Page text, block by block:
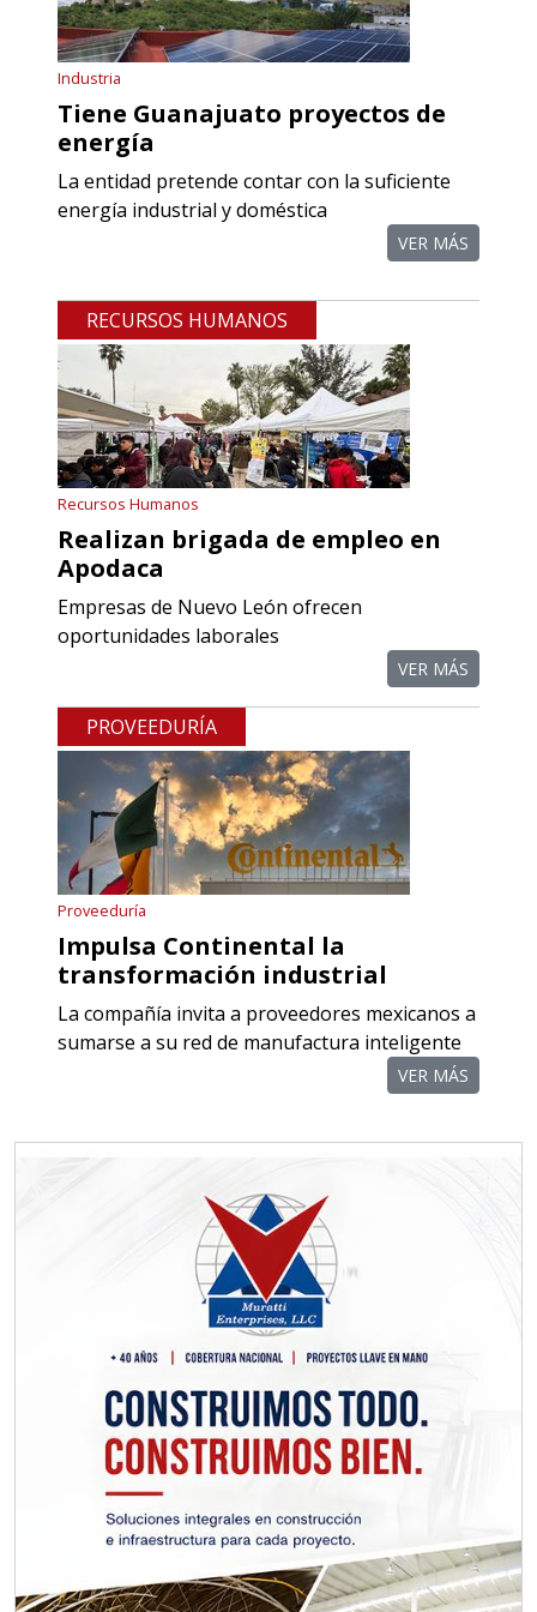
referencias comerciales.
Aplicar al Requerimiento
Empresa en Querétaro
Requiere:
REFACCIONES PARA
Especificaciones:
Requisitos: Otorgar condiciones de
crédito acordes a las políticas del
grupo, contar con instalaciones
cercanas a la región y otorgar
referencias comerciales.
Aplicar al Requerimiento
Empresa en Querétaro
COMPONENTES PARA
RECTIFICADORAS
Especificaciones:
Requisitos: Otorgar condiciones de
crédito acordes a las políticas del
grupo, contar con instalaciones
cercanas a la región y otorgar
referencias comerciales.
Aplicar al Requerimiento
TORNILLERÍA INDUSTRIAL
Requisitos: Otorgar condiciones de
crédito acordes a las políticas del
grupo, contar con instalaciones
cercanas a la región y otorgar
referencias comerciales.
Aplicar al Requerimiento
Empresa en Querétaro
CONSULTORÍAS DE
Industria
Tiene Guanajuato proyectos de
energía
La entidad pretende contar con la suficiente
energía industrial y doméstica
VER MÁS
RECURSOS HUMANOS
Recursos Humanos
Realizan brigada de empleo en
Apodaca
Empresas de Nuevo León ofrecen
oportunidades laborales
VER MÁS
PROVEEDURÍA
Proveeduría
Impulsa Continental la
transformación industrial
La compañía invita a proveedores mexicanos a
sumarse a su red de manufactura inteligente
VER MÁS